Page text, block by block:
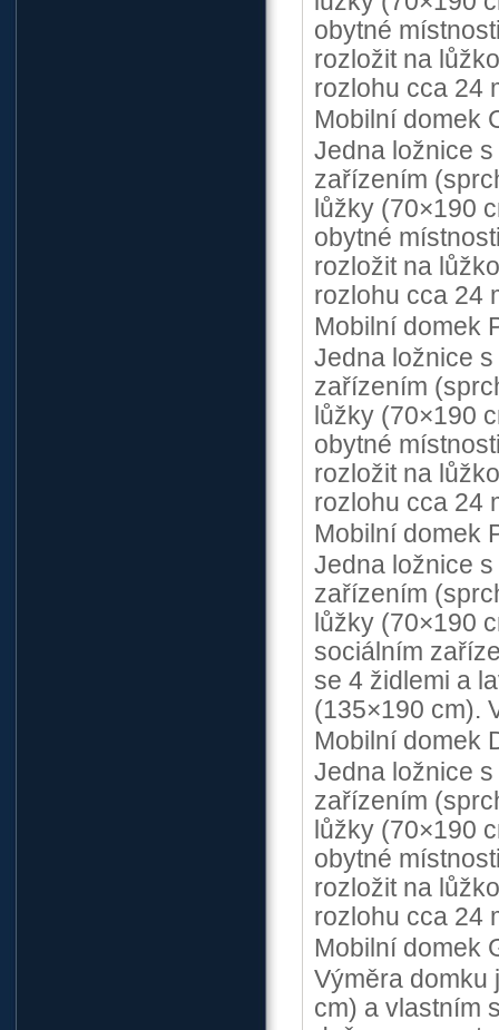
obytné
rozložit na
rozlohu cca 24
Mobilní domek
Jedna ložnice
zařízením
lůžky (70×190
obytné
rozložit na
rozlohu cca 24
Mobilní domek
Jedna ložnice
zařízením
lůžky (70×190
obytné
rozložit na
rozlohu cca 24
Mobilní domek
Jedna ložnice
zařízením
lůžky (70×190
sociálním
se 4 židlemi a
(135×190 cm).
Mobilní domek
Jedna ložnice
zařízením
lůžky (70×190
obytné
rozložit na
rozlohu cca 24
Mobilní domek
Výměra domku
cm) a vlastním